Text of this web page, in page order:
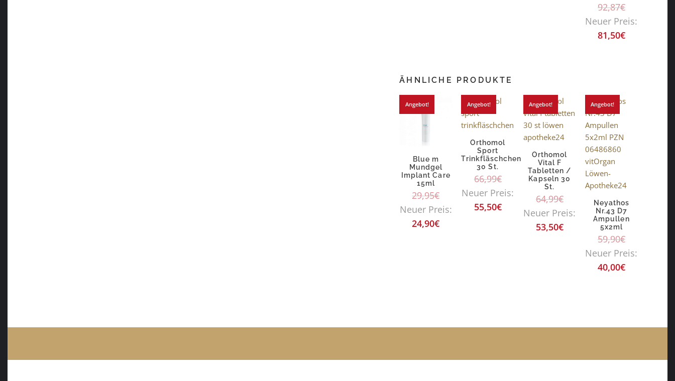
92,87€
Neuer Preis:
81,50€
ÄHNLICHE PRODUKTE
Angebot!
Blue m
Mundgel
Implant Care
15ml
29,95€
Neuer Preis:
24,90€
Angebot!
Orthomol
Sport
Trinkfläschchen
30 St.
66,99€
Neuer Preis:
55,50€
Angebot!
Orthomol
Vital F
Tabletten /
Kapseln 30
St.
64,99€
Neuer Preis:
53,50€
Angebot!
Neyathos
Nr.43 D7
Ampullen
5x2ml
59,90€
Neuer Preis:
40,00€